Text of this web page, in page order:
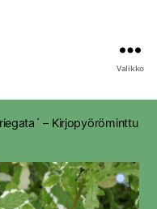
Valikko
– Kirjopyöröminttu